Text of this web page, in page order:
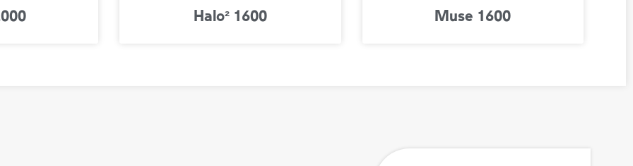
Muse 1600
Halo² 1600